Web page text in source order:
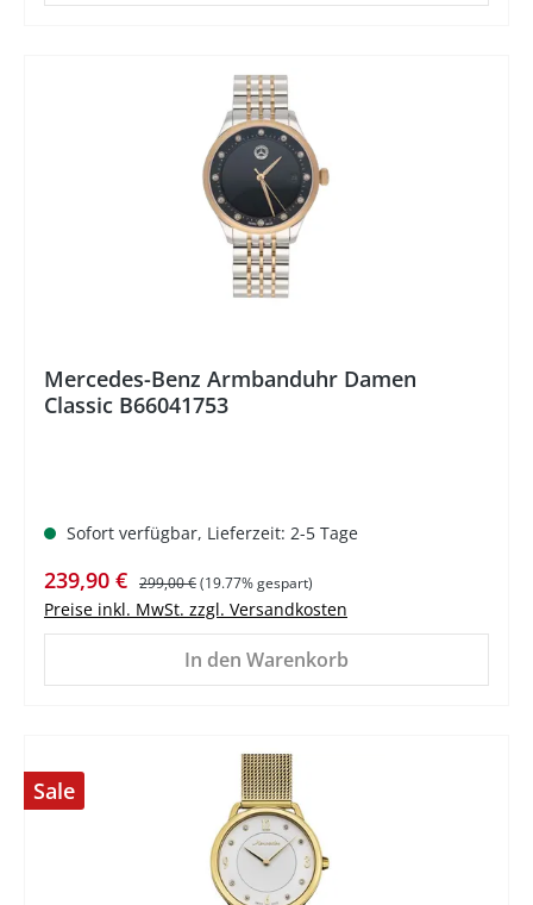
Mercedes-Benz Armbanduhr Damen
Classic B66041753
Sofort verfügbar, Lieferzeit: 2-5 Tage
Verkaufspreis:
239,90 € Regulärer Preis:
299,00 €(19.77% gespart)
Preise inkl. MwSt. zzgl. Versandkosten
In den Warenkorb
Sale